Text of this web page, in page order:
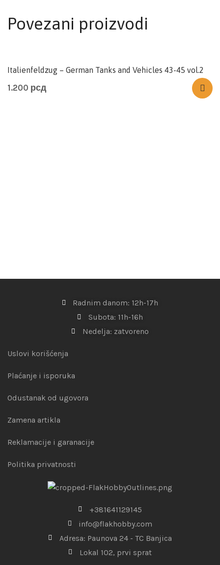
Povezani proizvodi
Italienfeldzug – German Tanks and Vehicles 43-45 vol.2
1.200 рсд
Radnim danom: 12h-17h
Subota: 11h-16h
Nedelja: zatvoreno
Uslovi korišćenja
Plaćanje i isporuka
Odustanak od ugovora
Zamena artikla
Reklamacije i garanacije
Politika privatnosti
+381641129145
info@flakhobby.com
Adresa: Paunova 24 - TC Banjica
Lokal 102, prvi sprat